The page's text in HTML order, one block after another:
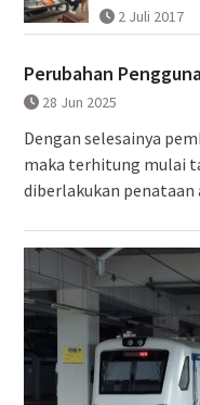
2 Juli 2017
Perubahan
28 Jun 2025
Dengan selesainya
maka terhitung mulai
diberlakukan penataan